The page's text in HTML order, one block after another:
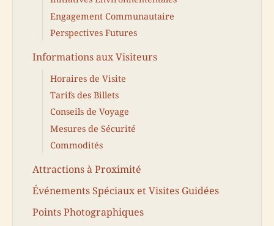
Engagement Communautaire
Perspectives Futures
Informations aux Visiteurs
Horaires de Visite
Tarifs des Billets
Conseils de Voyage
Mesures de Sécurité
Commodités
Attractions à Proximité
Événements Spéciaux et Visites Guidées
Points Photographiques